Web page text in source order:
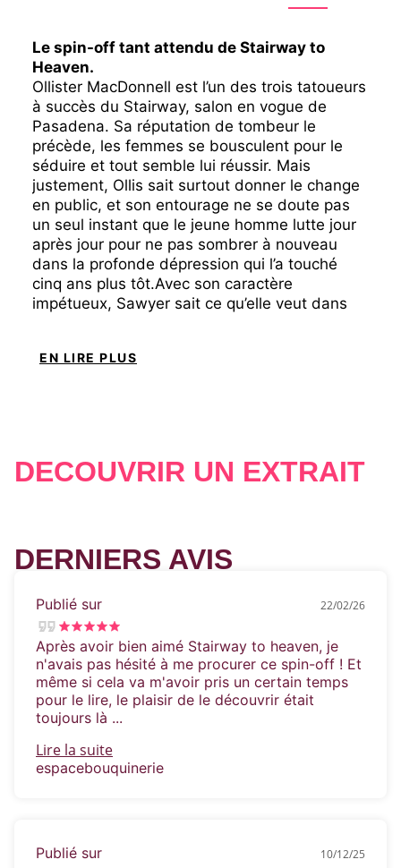
Le spin-off tant attendu de Stairway to
Heaven.
Ollister MacDonnell est l’un des trois tatoueurs
à succès du Stairway, salon en vogue de
Pasadena. Sa réputation de tombeur le
précède, les femmes se bousculent pour le
séduire et tout semble lui réussir. Mais
justement, Ollis sait surtout donner le change
en public, et son entourage ne se doute pas
un seul instant que le jeune homme lutte jour
après jour pour ne pas sombrer à nouveau
dans la profonde dépression qui l’a touché
cinq ans plus tôt.Avec son caractère
impétueux, Sawyer sait ce qu’elle veut dans
percute dans un café elle n’a qu’une seule
seconde à consacrer à une relation, elle est
touchée malgré elle par la candeur d’Ollis, et
EN LIRE PLUS
DÉCOUVRIR UN EXTRAIT
DERNIERS AVIS
Publié sur 22/02/26
Après avoir bien aimé Stairway to heaven, je
n'avais pas hésité à me procurer ce spin-off ! Et
même si cela va m'avoir pris un certain temps
pour le lire, le plaisir de le découvrir était
toujours là ...
Lire la suite
espacebouquinerie
Publié sur 10/12/25